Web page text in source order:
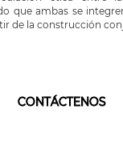
que ambas se
de la construcción
CONTÁCTENOS